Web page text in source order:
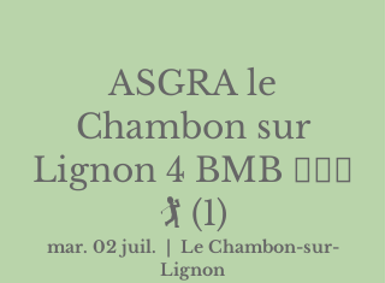
ASGRA le
Chambon sur
Lignon 4 BMB 🏌🏻‍♀️
🏌️ (1)
mar. 02 juil.
Le Chambon-sur-
Lignon